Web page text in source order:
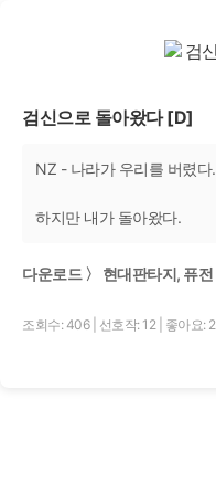
검신으로 돌아왔다 [D]
NZ - 나라가 우리를 버렸다.
하지만 내가 돌아왔다.
다운로드 〉 현대판타지, 퓨전
조회수: 406 선호작: 12 좋아요: 2